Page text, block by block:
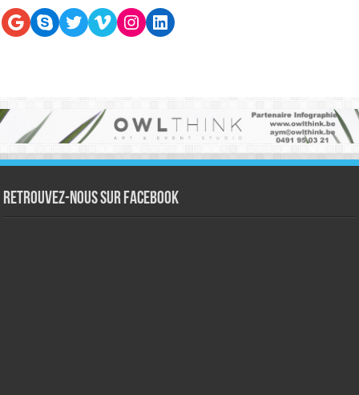
Google
SkypeTwitter
VimeoInstagram
LinkedIn
Retrouvez-nous sur Facebook